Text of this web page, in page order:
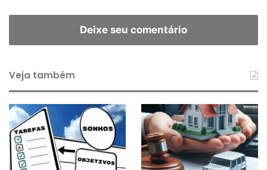
Deixe seu comentário
Veja também